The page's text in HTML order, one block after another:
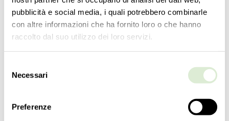
pubblicità e social media, i quali potrebbero combinarle
con altre informazioni che ha fornito loro o che hanno
raccolto dal suo utilizzo dei loro servizi.
delNecessari
Preferenze